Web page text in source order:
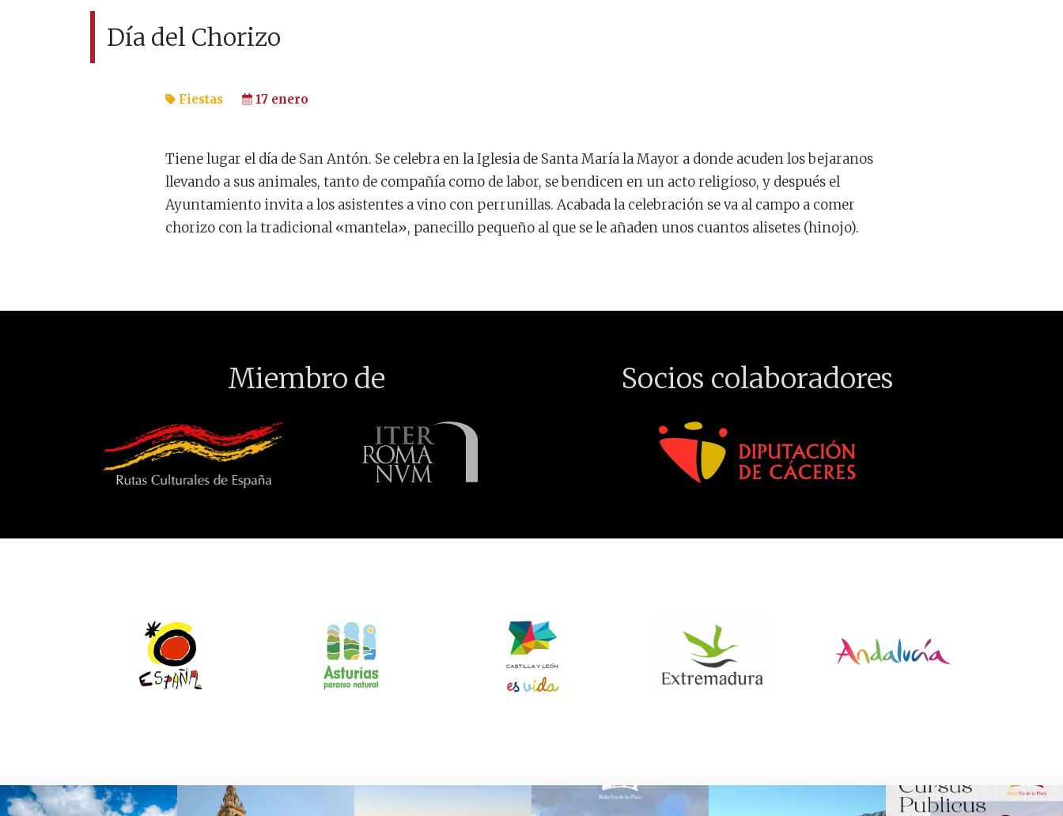
Día del Chorizo
Fiestas 17 enero
Tiene lugar el día de San Antón. Se celebra en la Iglesia de Santa María la Mayor a donde acuden los bejaranos
llevando a sus animales, tanto de compañía como de labor, se bendicen en un acto religioso, y después el
Ayuntamiento invita a los asistentes a vino con perrunillas. Acabada la celebración se va al campo a comer
chorizo con la tradicional «mantela», panecillo pequeño al que se le añaden unos cuantos alisetes (hinojo).
Miembro de Socios colaboradores